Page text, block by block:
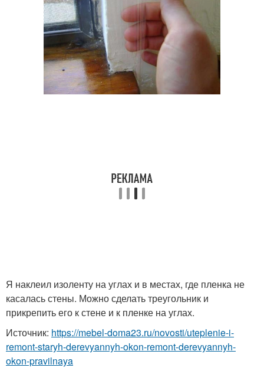
Я наклеил изоленту на углах и в местах, где пленка не
касалась стены. Можно сделать треугольник и
прикрепить его к стене и к пленке на углах.
Источник: https://mebel-doma23.ru/novosti/uteplenie-i-
remont-staryh-derevyannyh-okon-remont-derevyannyh-
okon-pravilnaya